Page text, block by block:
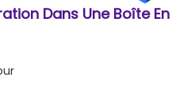
Dans Une Boîte En